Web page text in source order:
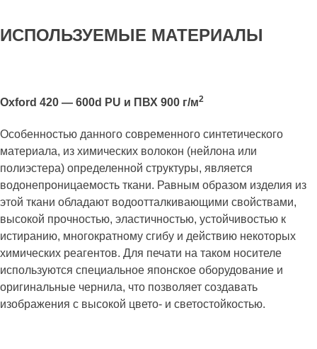
ИСПОЛЬЗУЕМЫЕ МАТЕРИАЛЫ
Oxford 420 — 600d PU и ПВХ 900 г/м2
Особенностью данного современного синтетического
материала, из химических волокон (нейлона или
полиэстера) определенной структуры, является
водонепроницаемость ткани. Равным образом изделия из
этой ткани обладают водоотталкивающими свойствами,
высокой прочностью, эластичностью, устойчивостью к
истиранию, многократному сгибу и действию некоторых
химических реагентов. Для печати на таком носителе
используются специальное японское оборудование и
оригинальные чернила, что позволяет создавать
изображения с высокой цвето- и светостойкостью.